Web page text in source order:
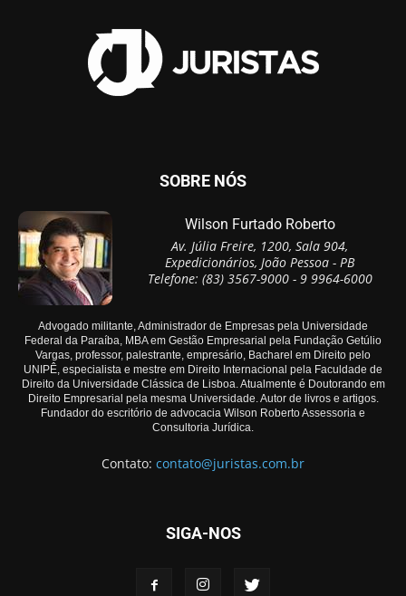
SOBRE NÓS
Wilson Furtado Roberto
Av. Júlia Freire, 1200, Sala 904,
Expedicionários, João Pessoa - PB
Telefone: (83) 3567-9000 - 9 9964-6000
Advogado militante, Administrador de Empresas pela Universidade
Federal da Paraíba, MBA em Gestão Empresarial pela Fundação Getúlio
Vargas, professor, palestrante, empresário, Bacharel em Direito pelo
UNIPÊ, especialista e mestre em Direito Internacional pela Faculdade de
Direito da Universidade Clássica de Lisboa. Atualmente é Doutorando em
Direito Empresarial pela mesma Universidade. Autor de livros e artigos.
Fundador do escritório de advocacia Wilson Roberto Assessoria e
Consultoria Jurídica.
Contato: contato@juristas.com.br
SIGA-NOS